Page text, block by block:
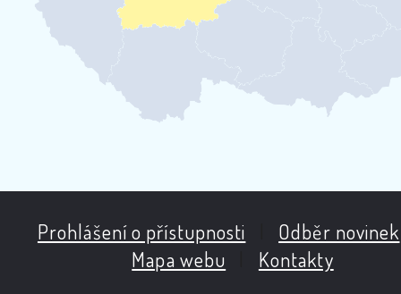
Prohlášení o přístupnosti Odběr novinek
Mapa webu
Kontakty